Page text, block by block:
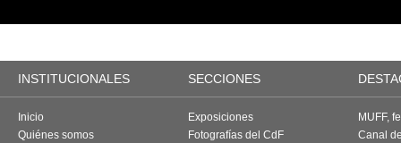
INSTITUCIONALES SECCIONES
Inicio
Quiénes somos
Exposiciones
Fotografías del CdF
MUFF,
Canal